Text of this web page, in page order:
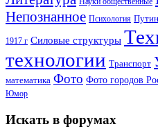
Непознанное Психология Путин
1917 г Силовые структуры
технологии Транспорт
математика Фото Фото городов
Юмор
Искать в форумах